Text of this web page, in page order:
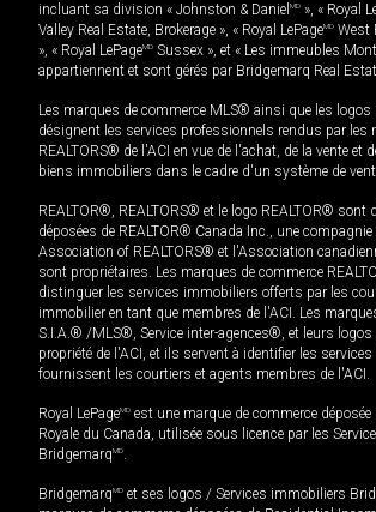
incluant sa division « Johnston & Daniel MD », « Royal
Valley Real Estate, Brokerage », « Royal LePageMD West
», « Royal LePageMD Sussex », et « Les immeubles
appartiennent et sont gérés par Bridgemarq Real
Les marques de commerce MLS® ainsi que les
désignent les services professionnels rendus par les
REALTORS® de l'ACI en vue de l'achat, de la vente et
biens immobiliers dans le cadre d'un système de
REALTOR®, REALTORS® et le logo REALTOR® sont
déposées de REALTOR® Canada Inc., une
Association of REALTORS® et l'Association
sont propriétaires. Les marques de commerce
distinguer les services immobiliers offerts par les
immobilier en tant que membres de l'ACI. Les
S.I.A.® /MLS®, Service inter-agences®, et leurs
propriété de l'ACI, et ils servent à identifier les
fournissent les courtiers et agents membres de l'ACI.
Royal LePageMD est une marque de commerce déposée
Royale du Canada, utilisée sous licence par les
BridgemarqMD.
BridgemarqMD et ses logos / Services immobiliers